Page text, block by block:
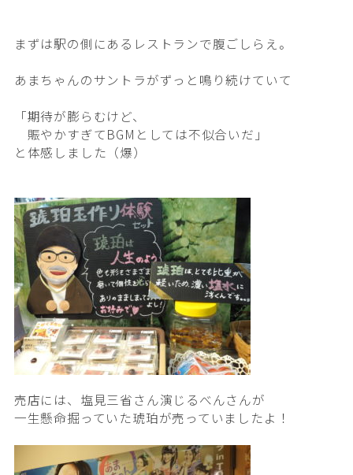
まずは駅の側にあるレストランで腹ごしらえ。
あまちゃんのサントラがずっと鳴り続けていて
「期待が膨らむけど、
賑やかすぎてBGMとしては不似合いだ」
と体感しました（爆）
売店には、塩見三省さん演じるべんさんが
一生懸命掘っていた琥珀が売っていましたよ！